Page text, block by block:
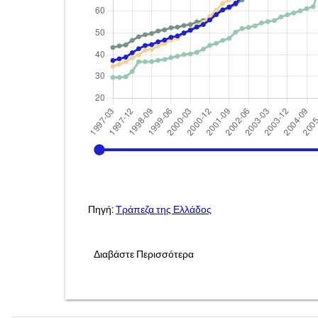
1997-03
Πηγή:Τράπεζα της Ελλάδος
Διαβάστε Περισσότερα